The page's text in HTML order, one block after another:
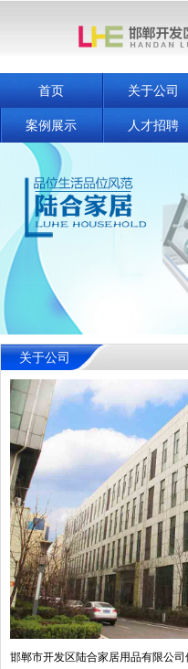
首页 关于公司
案例展示 人才招聘
关于公司
邯郸市开发区陆合家居用品有限公